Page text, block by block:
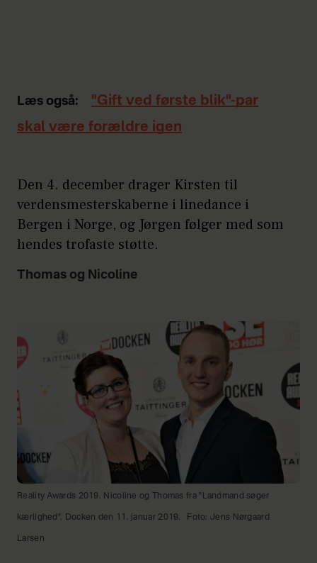
Læs også:
"Gift ved første blik"-par
skal være forældre igen
Den 4. december drager Kirsten til
verdensmesterskaberne i linedance i
Bergen i Norge, og Jørgen følger med som
hendes trofaste støtte.
Thomas og Nicoline
Reality Awards 2019. Nicoline og Thomas fra "Landmand søger
kærlighed". Docken den 11. januar 2019. Foto: Jens Nørgaard
Larsen